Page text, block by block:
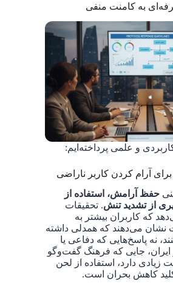
به کامنت منفی
و علمی پرداخته‌ایم:
حفظ آرامش، استفاده از
از تشدید تنش. تحقیقات
که کاربران بیشتر به
نشان می‌دهند که همدلی داشته
نه پاسخ‌هایی که دفاعی یا
جایی که فرهنگ گفت‌وگو
زیادی دارد، استفاده از لحن
کاهش بحران است.